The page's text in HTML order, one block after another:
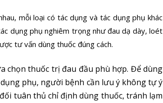
mỗi loại có tác dụng và tác dụng phụ khác
dụng phụ nghiêm trọng như đau dạ dày, loét
tư vấn dùng thuốc đúng cách.
chọn thuốc trị đau đầu phù hợp. Để dùng
phụ, người bệnh cần lưu ý không tự ý
tuân thủ chỉ định dùng thuốc, tránh lạm